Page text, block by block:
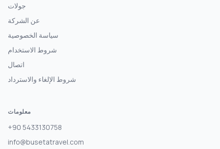
جولات
عن الشركة
سياسة الخصوصية
شروط الاستخدام
اتصال
شروط الإلغاء والاسترداد
معلومات
+90 5433130758
info@busetatravel.com